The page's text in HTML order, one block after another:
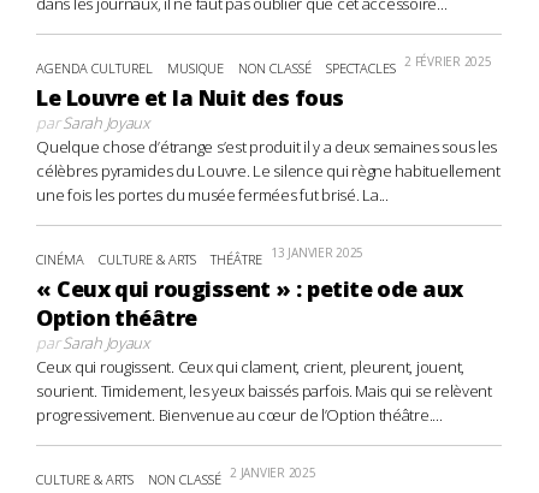
AGENDA CULTUREL MUSIQUE NON CLASSÉ SPECTACLES 2 FÉVRIER 2025
Le Louvre et la Nuit des fous
parSarah Joyaux
Quelque chose d’étrange s’est produit il y a deux semaines sous les
célèbres pyramides du Louvre. Le silence qui règne habituellement
une fois les portes du musée fermées fut brisé. La...
CINÉMA CULTURE & ARTS THÉÂTRE 13 JANVIER 2025
« Ceux qui rougissent » : petite ode aux
Option théâtre
parSarah Joyaux
Ceux qui rougissent. Ceux qui clament, crient, pleurent, jouent,
sourient. Timidement, les yeux baissés parfois. Mais qui se relèvent
progressivement. Bienvenue au cœur de l’Option théâtre....
CULTURE & ARTS NON CLASSÉ 2 JANVIER 2025